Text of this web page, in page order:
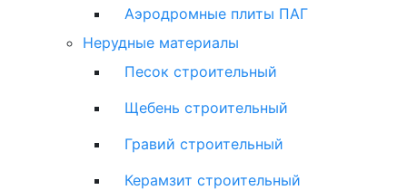
Аэродромные плиты ПАГ
Нерудные материалы
Песок строительный
Щебень строительный
Гравий строительный
Керамзит строительный